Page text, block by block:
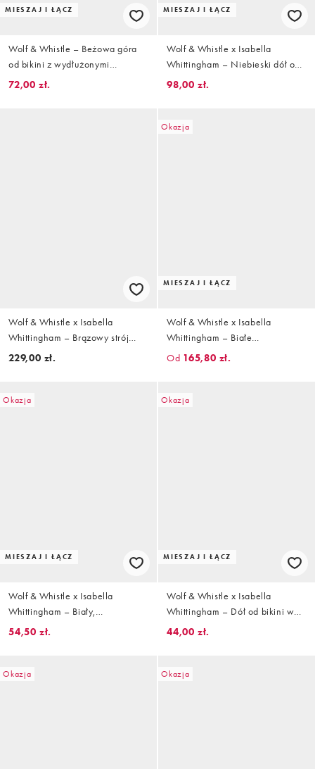
MIESZAJ I ŁĄCZ
Wolf & Whistle – Beżowa góra
od bikini z wydłużonymi
trójkątnymi miseczkami we wzór
72,00 zł.
MIESZAJ I ŁĄCZ
Wolf & Whistle x Isabella
Whittingham – Niebieski dół od
bikini z wysokim stanem
98,00 zł.
Wolf & Whistle x Isabella
Whittingham – Brązowy strój
kąpielowy z kontrastowymi
229,00 zł.
Okazja
MIESZAJ I ŁĄCZ
Wolf & Whistle x Isabella
Whittingham – Białe
fakturowane bikini
Od 165,80 zł.
Okazja
MIESZAJ I ŁĄCZ
Wolf & Whistle x Isabella
Whittingham – Biały,
fakturowany, wysoko wycięty dół
54,50 zł.
Okazja
MIESZAJ I ŁĄCZ
Wolf & Whistle x Isabella
Whittingham – Dół od bikini we
wzór w panterkę z czerwoną
44,00 zł.
Okazja Okazja